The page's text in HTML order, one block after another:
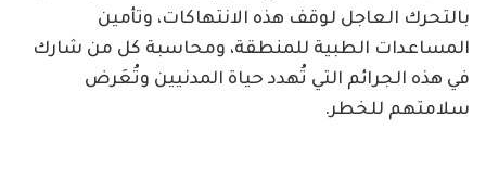
بالتحرك العاجل لوقف هذه الانتهاكات، وتأمين
المساعدات الطبية للمنطقة، ومحاسبة كل من شارك
في هذه الجرائم التي تُهدد حياة المدنيين وتُعَرض
سلامتهم للخطر.